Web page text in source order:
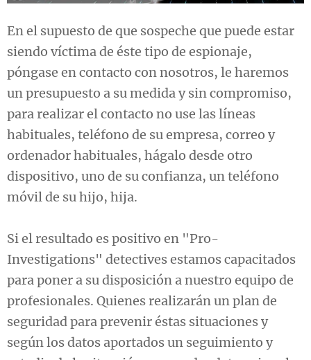
En el supuesto de que sospeche que puede estar
siendo víctima de éste tipo de espionaje,
póngase en contacto con nosotros, le haremos
un presupuesto a su medida y sin compromiso,
para realizar el contacto no use las líneas
habituales, teléfono de su empresa, correo y
ordenador habituales, hágalo desde otro
dispositivo, uno de su confianza, un teléfono
móvil de su hijo, hija.
Si el resultado es positivo en "Pro-
Investigations" detectives estamos capacitados
para poner a su disposición a nuestro equipo de
profesionales. Quienes realizarán un plan de
seguridad para prevenir éstas situaciones y
según los datos aportados un seguimiento y